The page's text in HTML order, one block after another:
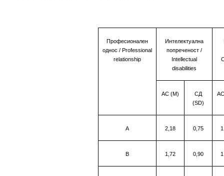
Професионален
однос / Professional
relationship
Интелектуална
попреченост /
Intellectual
disabilities
АС (М)
СД
(SD)
A 2,18 0,75
B 1,72 0,90